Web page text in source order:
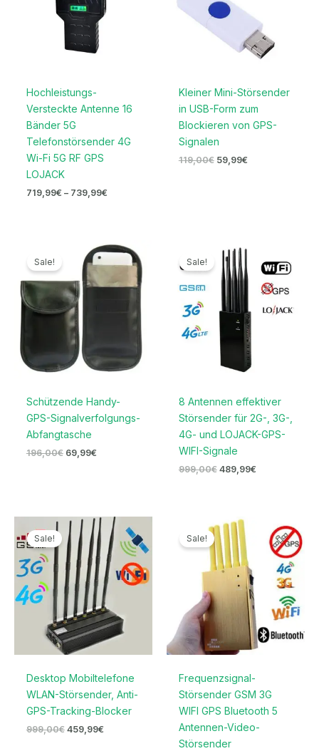
Hochleistungs-
Versteckte Antenne 16
Bänder 5G
Telefonstörsender 4G
Wi-Fi 5G RF GPS
LOJACK
719,99€ – 739,99€
Kleiner Mini-Störsender
in USB-Form zum
Blockieren von GPS-
Signalen
119,00€ 59,99€
Sale!
Schützende Handy-
GPS-Signalverfolgungs-
Abfangtasche
196,00€
Ursprünglicher
Preis
war:
196,00€
69,99€
Aktueller
Preis
ist:
Sale!
8 Antennen effektiver
Störsender für 2G-, 3G-,
4G- und LOJACK-GPS-
WIFI-Signale
999,00€
Preis
war:
999,00€
489,99€
ist:
Sale!
Desktop Mobiltelefone
WLAN-Störsender, Anti-
GPS-Tracking-Blocker
999,00€
Ursprünglicher
Preis
war:
999,00€
459,99€
Aktueller
Preis
ist:
459,99€.
Sale!
Frequenzsignal-
Störsender GSM 3G
WIFI GPS Bluetooth 5
Antennen-Video-
Störsender
Ursprünglicher
Preis
war:
399,99€
Preis
189,99€.